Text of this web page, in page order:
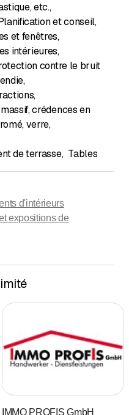
etc.,
et conseil,
et fenêtres,
intérieures,
contre le bruit
,
,
crédences en
verre,
de terrasse, Tables
d'intérieurs
expositions de
IMMO PROFIS GmbH